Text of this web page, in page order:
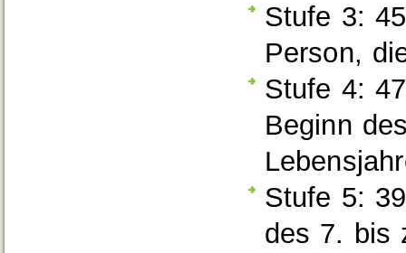
Stufe 3:
Person,
Stufe 4:
Beginn
Stufe 5:
des 7. bis